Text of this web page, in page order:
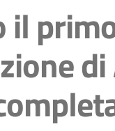
il
di